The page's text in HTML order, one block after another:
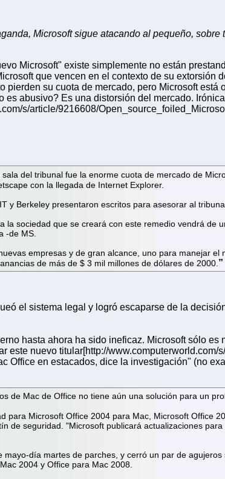
Microsoft sigue atacando al pequeño,
Microsoft" existe simplemente no están
que vencen en el contexto de su extorsión
pierden su cuota de mercado, pero Microsoft
es abusivo? Es una distorsión del mercado.
s/article/9216608/
del tribunal fue la enorme cuota de mercado de
con la llegada de Internet Explorer.
y Berkeley presentaron escritos para asesorar al
la sociedad que se creará con este remedio vendrá
-de MS.
empresas y de gran alcance, uno para manejar
de más de $ 3 mil millones de dólares de 2000.
el sistema legal y logró escaparse de la
hasta ahora ha sido ineficaz. Microsoft sólo
este nuevo titular[http://
Office en estacados, dice la investigación" (no
de Mac de Office no tiene aún una solución para un
para Microsoft Office 2004 para Mac, Microsoft Office
de seguridad. "Microsoft publicará actualizaciones
mayo-día martes de parches, y cerró un par de
2004 y Office para Mac 2008.